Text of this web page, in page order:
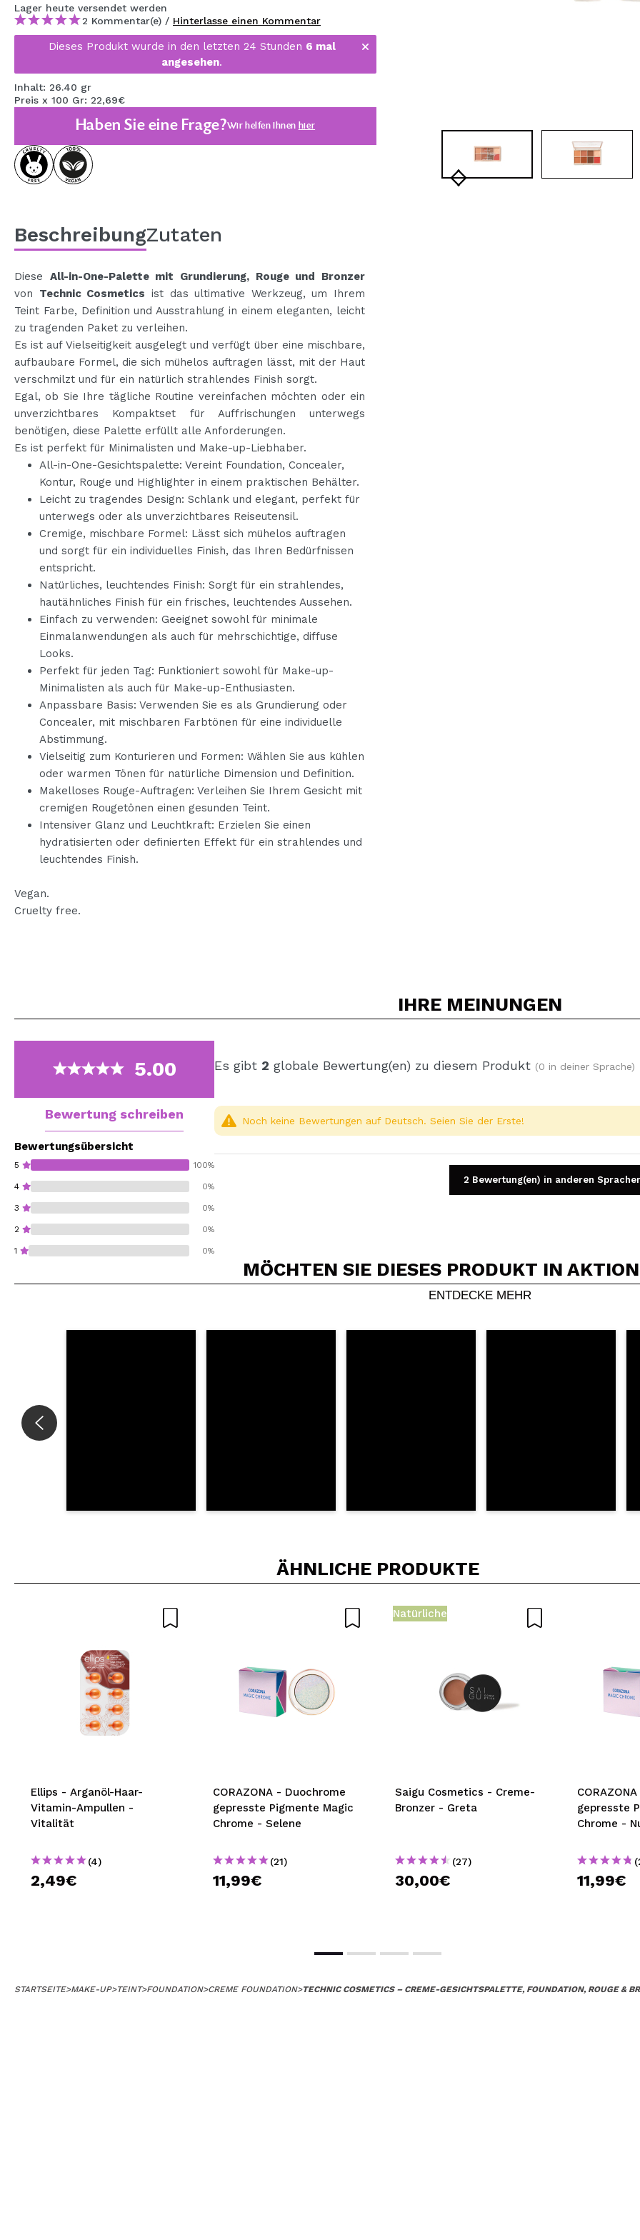
MAQUIFARMA
KOREA ZONE
TRAVEL SIZE
NATURE
SPECIALS
OUTLET
BALD VERFÜGBAR
Lager heute versendet werden
2 Kommentar(e) / Hinterlasse einen Kommentar
Dieses Produkt wurde in den letzten 24 Stunden 6 mal
angesehen.
Inhalt: 26.40 gr
Preis x 100 Gr: 22,69€
Haben Sie eine Frage?Wir helfen Ihnen hier
BeschreibungZutaten
Diese All-in-One-Palette mit Grundierung, Rouge und Bronzer
von Technic Cosmetics ist das ultimative Werkzeug, um Ihrem
Teint Farbe, Definition und Ausstrahlung in einem eleganten, leicht
zu tragenden Paket zu verleihen.
Es ist auf Vielseitigkeit ausgelegt und verfügt über eine mischbare,
aufbaubare Formel, die sich mühelos auftragen lässt, mit der Haut
verschmilzt und für ein natürlich strahlendes Finish sorgt.
Egal, ob Sie Ihre tägliche Routine vereinfachen möchten oder ein
unverzichtbares Kompaktset für Auffrischungen unterwegs
benötigen, diese Palette erfüllt alle Anforderungen.
Es ist perfekt für Minimalisten und Make-up-Liebhaber.
All-in-One-Gesichtspalette: Vereint Foundation, Concealer,
Kontur, Rouge und Highlighter in einem praktischen Behälter.
Leicht zu tragendes Design: Schlank und elegant, perfekt für
unterwegs oder als unverzichtbares Reiseutensil.
Cremige, mischbare Formel: Lässt sich mühelos auftragen
und sorgt für ein individuelles Finish, das Ihren Bedürfnissen
entspricht.
Natürliches, leuchtendes Finish: Sorgt für ein strahlendes,
hautähnliches Finish für ein frisches, leuchtendes Aussehen.
Einfach zu verwenden: Geeignet sowohl für minimale
Einmalanwendungen als auch für mehrschichtige, diffuse
Looks.
Perfekt für jeden Tag: Funktioniert sowohl für Make-up-
Minimalisten als auch für Make-up-Enthusiasten.
Anpassbare Basis: Verwenden Sie es als Grundierung oder
Concealer, mit mischbaren Farbtönen für eine individuelle
Abstimmung.
Vielseitig zum Konturieren und Formen: Wählen Sie aus kühlen
oder warmen Tönen für natürliche Dimension und Definition.
Makelloses Rouge-Auftragen: Verleihen Sie Ihrem Gesicht mit
cremigen Rougetönen einen gesunden Teint.
Intensiver Glanz und Leuchtkraft: Erzielen Sie einen
hydratisierten oder definierten Effekt für ein strahlendes und
leuchtendes Finish.
Vegan.
Cruelty free.
IHRE MEINUNGEN
5.00
Bewertung schreiben
Bewertungsübersicht
5 100%
4 0%
3 0%
2 0%
1 0%
Es gibt 2 globale Bewertung(en) zu diesem Produkt (0 in deiner Sprache)
Ein Video oder Foto teilen
Dein Video könnte das erste sein. Stell es dir vor...
5/
Noch keine Bewertungen auf Deutsch. Seien Sie der Erste!
2 Bewertung(en) in anderen
MÖCHTEN SIE DIESES PRODUKT IN
ENTDECKE MEHR
ÄHNLICHE PRODUKTE
Ellips - Arganöl-Haar-
Vitamin-Ampullen -
Vitalität
(4)
2,49€
CORAZONA - Duochrome
gepresste Pigmente Magic
Chrome - Selene
(21)
11,99€
Natürliche
Saigu Cosmetics - Creme-
Bronzer - Greta
(27)
30,00€
gepresste
Chrome -
11,99€
STARTSEITE>MAKE-UP>TEINT>FOUNDATION>CREME FOUNDATION>TECHNIC COSMETICS – CREME-GESICHTSPALETTE, FOUNDATION, ROUGE &